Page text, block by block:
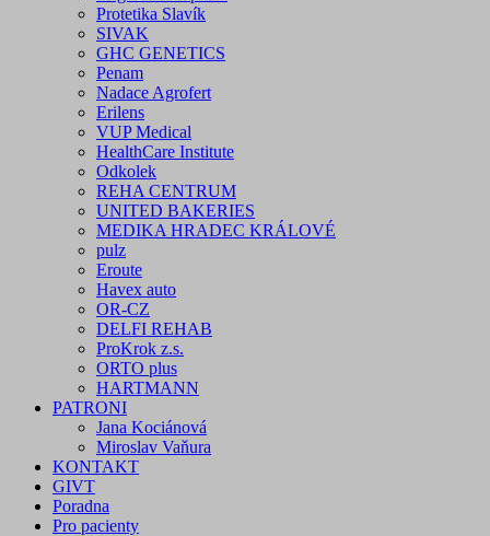
Protetika Slavík
SIVAK
GHC GENETICS
Penam
Nadace Agrofert
Erilens
VUP Medical
HealthCare Institute
Odkolek
REHA CENTRUM
UNITED BAKERIES
MEDIKA HRADEC KRÁLOVÉ
pulz
Eroute
Havex auto
OR-CZ
DELFI REHAB
ProKrok z.s.
ORTO plus
HARTMANN
PATRONI
Jana Kociánová
Miroslav Vaňura
KONTAKT
GIVT
Poradna
Pro pacienty